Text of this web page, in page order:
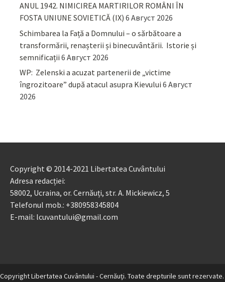
ANUL 1942. NIMICIREA MARTIRILOR ROMÂNI ÎN
FOSTA UNIUNE SOVIETICĂ (IX) 6 Август 2026
Schimbarea la Față a Domnului – o sărbătoare a
transformării, renașterii și binecuvântării. Istorie și
semnificații 6 Август 2026
WP: Zelenski a acuzat partenerii de „victime
îngrozitoare” după atacul asupra Kievului 6 Август
2026
Copyright © 2014-2021 Libertatea Cuvântului
Adresa redacției:
58002, Ucraina, or. Cernăuți, str. A. Mickiewicz, 5
Telefonul mob.: +380958345804
E-mail: lcuvantului@gmail.com
Copyright Libertatea Cuvântului - Cernăuţi. Toate drepturile sunt rezervate.